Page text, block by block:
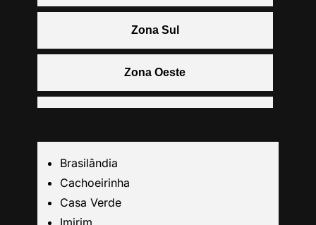
Zona Sul
Zona Oeste
Grande São Paulo
Brasilândia
Cachoeirinha
Casa Verde
Imirim